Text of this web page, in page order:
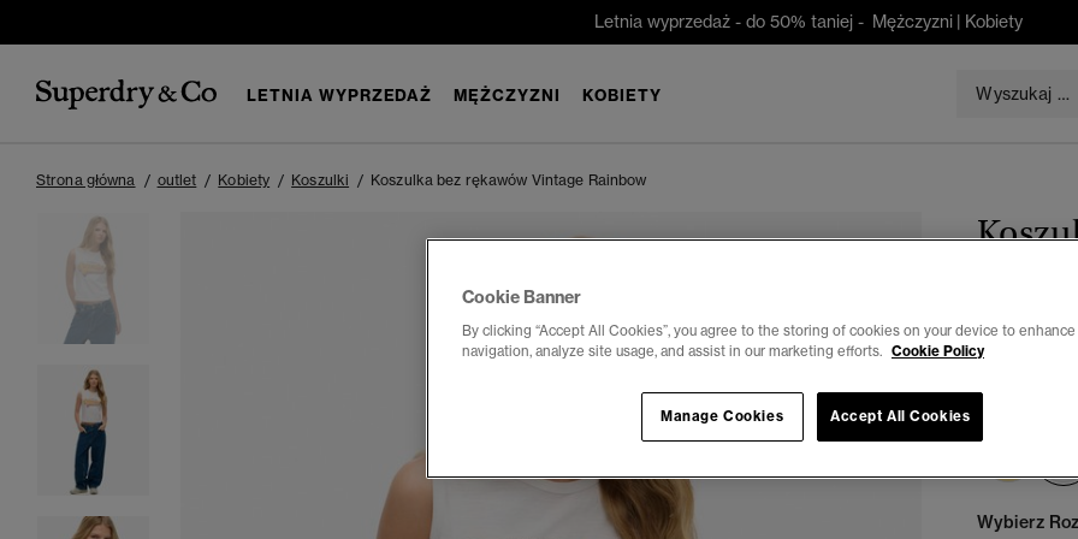
Letnia wyprzedaż - do 50% taniej - Mężczyzni | Kobiety
LETNIA WYPRZEDAŻ MĘŻCZYZNI KOBIETY
Strona główna outlet Kobiety Koszulki Koszulka bez rękawów Vintage Rainbow
zł 90,30
Oszczędzasz
Wybierz
Cookie Banner
By clicking “Accept All Cookies”, you agree to the storing of cookies on your device to
navigation, analyze site usage, and assist in our marketing efforts. Cookie Policy
Accept All Cookies
Manage Cookies